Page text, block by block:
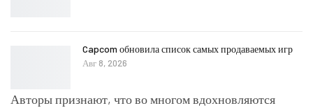
Capcom обновила список самых продаваемых игр
Авг 8, 2026
Авторы признают, что во многом вдохновляются